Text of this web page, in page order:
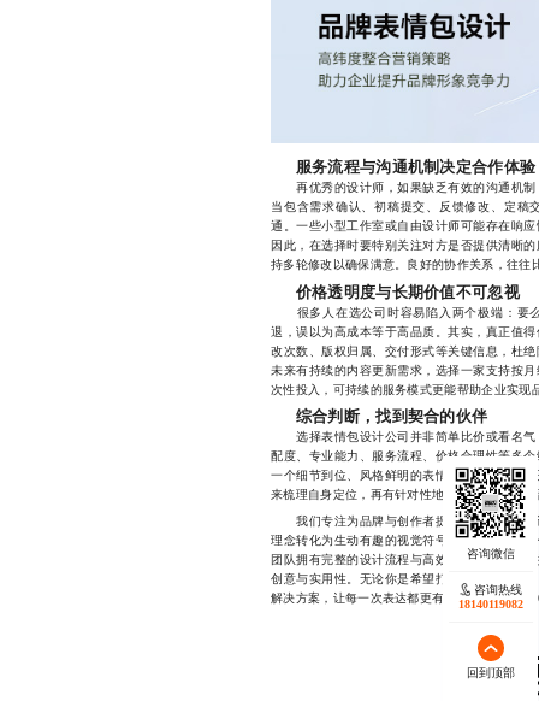
服务流程与沟通机制决定合作体验
再优秀的设计师，如果缺乏有效的沟通机制
当包含需求确认、初稿提交、反馈修改、定稿
通。一些小型工作室或自由设计师可能存在响
因此，在选择时要特别关注对方是否提供清晰
持多轮修改以确保满意。良好的协作关系，往往
价格透明度与长期价值不可忽视
很多人在选公司时容易陷入两个极端：要
退，误以为高成本等于高品质。其实，真正值
改次数、版权归属、交付形式等关键信息，杜
未来有持续的内容更新需求，选择一家支持按
次性投入，可持续的服务模式更能帮助企业实现
综合判断，找到契合的伙伴
选择表情包设计公司并非简单比价或看名气
配度、专业能力、服务流程、价格合理性等多
一个细节到位、风格鲜明的表情包，可能就是
来梳理自身定位，再有针对性地寻找能够理解你
我们专注为品牌与创作者提供定制化表情包
理念转化为生动有趣的视觉符号，已成功服务
团队拥有完整的设计流程与高效的沟通机制，
创意与实用性。无论你是希望打造专属品牌形
解决方案，让每一次表达都更有温度。
咨询热线
18140119082
回到顶部